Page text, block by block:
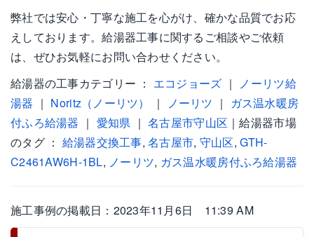
弊社では安心・丁寧な施工を心がけ、確かな品質でお応
えしております。給湯器工事に関するご相談やご依頼
は、ぜひお気軽にお問い合わせください。
給湯器の工事カテゴリー ： エコジョーズ ｜
ノーリツ給
湯器 ｜ Noritz（ノーリツ） ｜ ノーリツ ｜
ガス温水暖房
付ふろ給湯器 ｜ 愛知県 ｜名古屋市守山区 ｜給湯器市場
のタグ ： 給湯器交換工事,名古屋市, 守山区,GTH-
C2461AW6H-1BL, ノーリツ, ガス温水暖房付ふろ給湯器
施工事例の掲載日：2023年11月6日 11:39 AM